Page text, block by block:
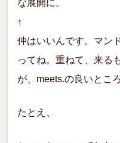
な展開に。
↑
仲はいいんです。マン
ってね。重ねて、来る
が、meets.の良いとこ
たとえ、